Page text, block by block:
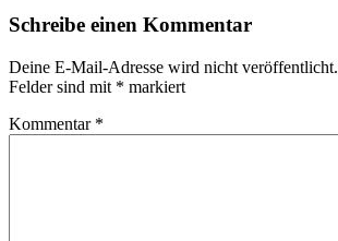
Schreibe einen Kommentar
Deine E-Mail-Adresse wird nicht veröffentlicht.
Felder sind mit * markiert
Kommentar *